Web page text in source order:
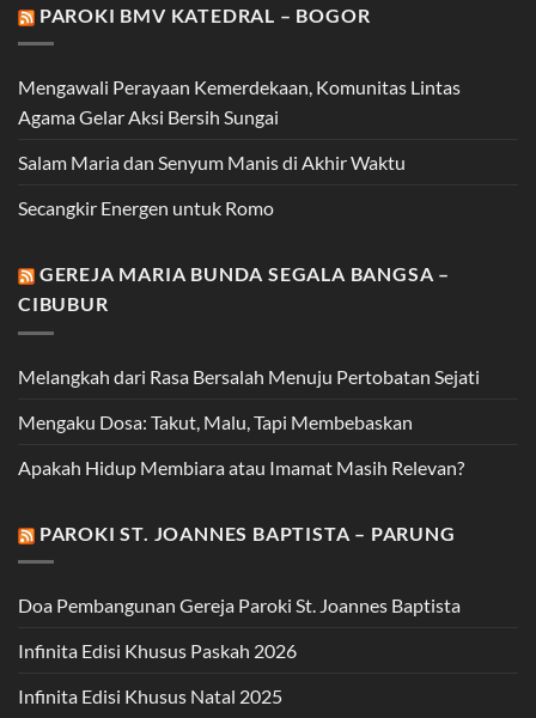
PAROKI BMV KATEDRAL – BOGOR
Mengawali Perayaan Kemerdekaan, Komunitas Lintas
Agama Gelar Aksi Bersih Sungai
Salam Maria dan Senyum Manis di Akhir Waktu
Secangkir Energen untuk Romo
GEREJA MARIA BUNDA SEGALA BANGSA –
CIBUBUR
Melangkah dari Rasa Bersalah Menuju Pertobatan Sejati
Mengaku Dosa: Takut, Malu, Tapi Membebaskan
Apakah Hidup Membiara atau Imamat Masih Relevan?
PAROKI ST. JOANNES BAPTISTA – PARUNG
Doa Pembangunan Gereja Paroki St. Joannes Baptista
Infinita Edisi Khusus Paskah 2026
Infinita Edisi Khusus Natal 2025